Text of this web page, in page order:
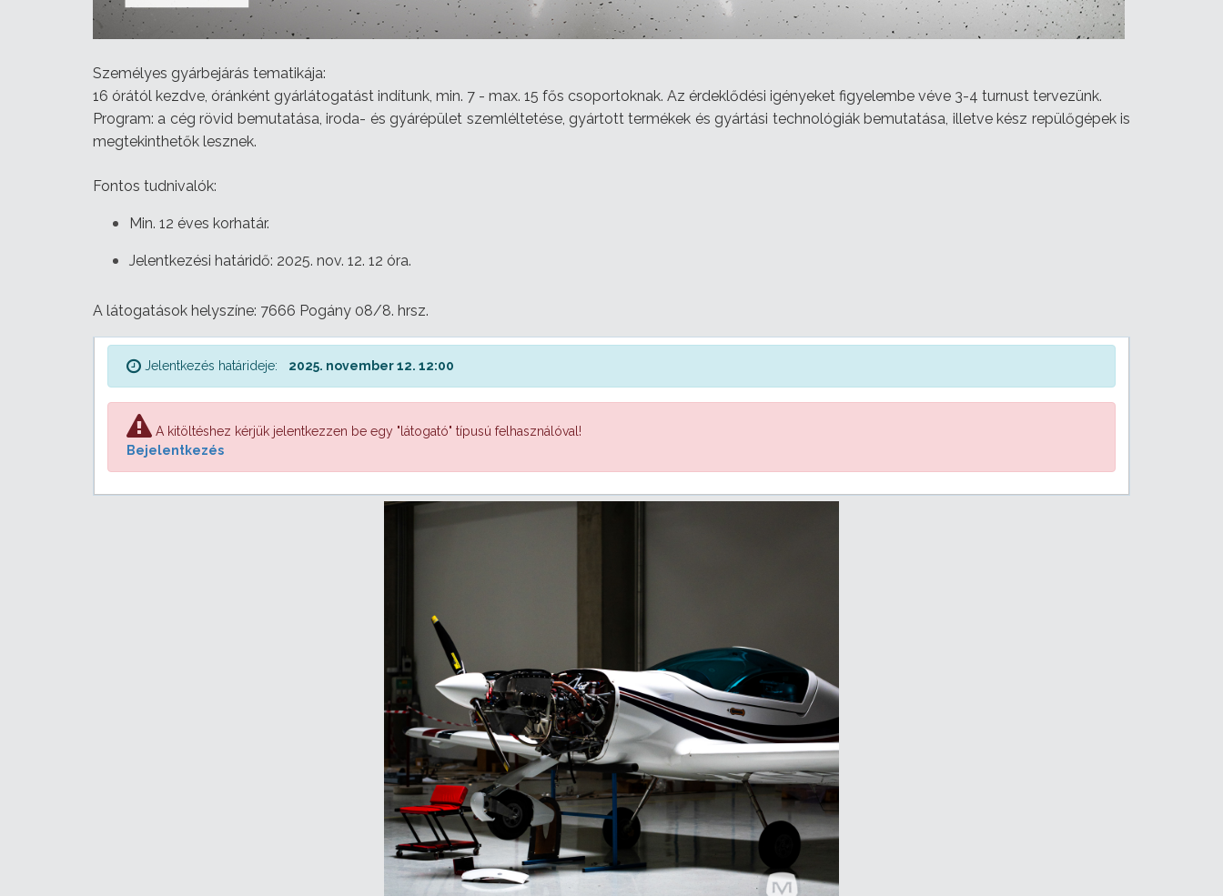
Személyes gyárbejárás tematikája:
16 órától kezdve, óránként gyárlátogatást indítunk, min. 7 - max. 15 fős csoportoknak. Az érdeklődési igényeket figyelembe véve 3-4 turnust tervezünk.
Program: a cég rövid bemutatása, iroda- és gyárépület szemléltetése, gyártott termékek és gyártási technológiák bemutatása, illetve kész repülőgépek is
megtekinthetők lesznek.
Fontos tudnivalók:
Min. 12 éves korhatár.
Jelentkezési határidő: 2025. nov. 12. 12 óra.
A látogatások helyszíne: 7666 Pogány 08/8. hrsz.
Jelentkezés határideje: 2025. november 12. 12:00
A kitöltéshez kérjük jelentkezzen be egy "látogató" típusú felhasználóval!
Bejelentkezés